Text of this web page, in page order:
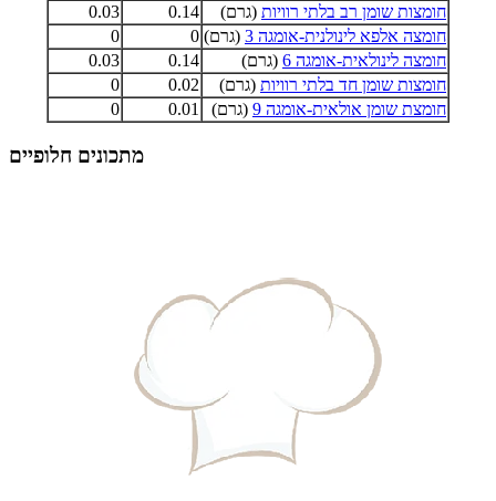
חומצות שומן רב בלתי רוויות (גרם) 0.14
0.03
חומצה אלפא לינולנית-אומגה 3
(גרם) 0
0
חומצה לינולאית-אומגה 6
(גרם) 0.14
0.03
חומצות שומן חד בלתי רוויות (גרם) 0.02
0
חומצת שומן אולאית-אומגה 9
(גרם) 0.01
0
מתכונים חלופיים